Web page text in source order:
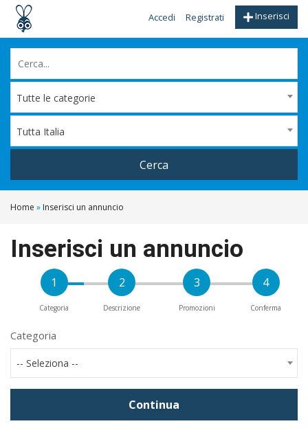
Inserisci
Accedi Registrati
Tutte le categorie
Tutta Italia
Cerca
Home » Inserisci un annuncio
Inserisci un annuncio
1
Categoria
2
Descrizione
3
Promozioni
4
Conferma
Categoria
-- Seleziona --
Continua